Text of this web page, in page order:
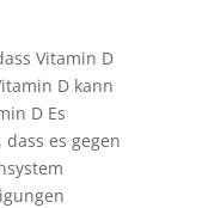
Vitamin D
D kann
D Es
es gegen